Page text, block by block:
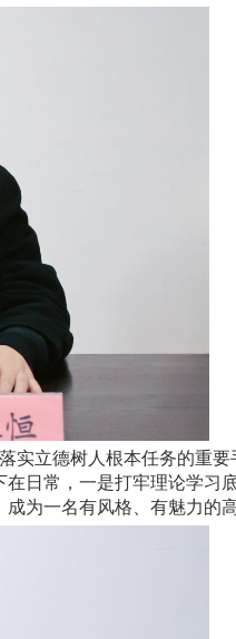
实立德树人根本任务的重
日常，一是打牢理论学习
为一名有风格、有魅力的